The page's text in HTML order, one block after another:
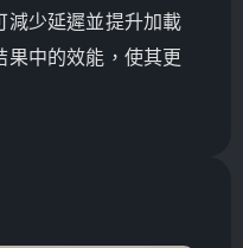
減少延遲並提升加載
果中的效能，使其更